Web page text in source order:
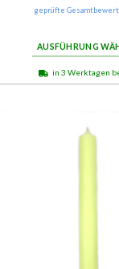
Bewertet
geprüfte
AUSFÜHRUNG
in 3 Werktagen